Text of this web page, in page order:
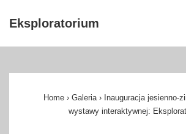
Skip
Content
Eksploratorium
nawigacja
Home › Galeria › Inauguracja jesienno-
wystawy interaktywnej: